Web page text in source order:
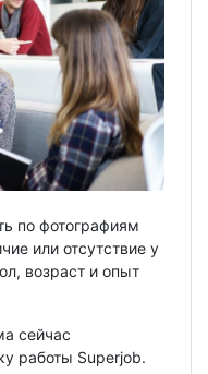
по фотографиям
или отсутствие у
возраст и опыт
сейчас
работы Superjob.